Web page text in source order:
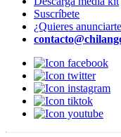
Suscríbete
¿Quieres